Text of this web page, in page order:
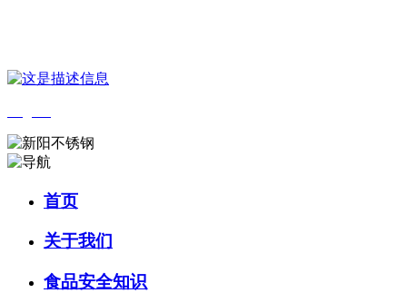
首页
关于我们
食品安全知识